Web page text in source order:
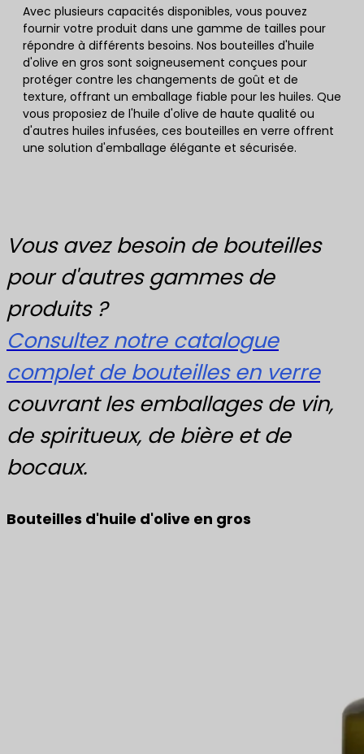
Avec plusieurs capacités disponibles, vous pouvez
fournir votre produit dans une gamme de tailles pour
répondre à différents besoins. Nos bouteilles d'huile
d'olive en gros sont soigneusement conçues pour
protéger contre les changements de goût et de
texture, offrant un emballage fiable pour les huiles. Que
vous proposiez de l'huile d'olive de haute qualité ou
d'autres huiles infusées, ces bouteilles en verre offrent
une solution d'emballage élégante et sécurisée.
Vous avez besoin de bouteilles
pour d'autres gammes de
produits ?
Consultez notre catalogue
complet de bouteilles en verre
couvrant les emballages de vin,
de spiritueux, de bière et de
bocaux.
Bouteilles d'huile d'olive en gros